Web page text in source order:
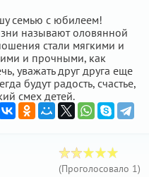
семью с юбилеем!
называют оловянной
стали мягкими и
и прочными, как
уважать друг друга еще
будут радость, счастье,
смех детей.
(Проголосовало 1)